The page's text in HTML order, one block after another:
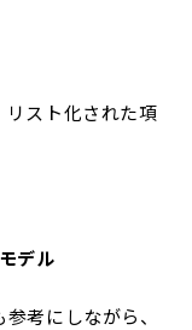
リスト化された項
デル
考にしながら、